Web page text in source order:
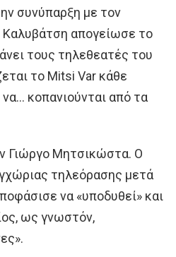
συνύπαρξη με τον
απογείωσε το
τους τηλεθεατές του
το Mitsi Var κάθε
κοπανιούνται από τα
Γιώργο Μητσικώστα. Ο
τηλεόρασης μετά
να «υποδυθεί» και
ως γνωστόν,